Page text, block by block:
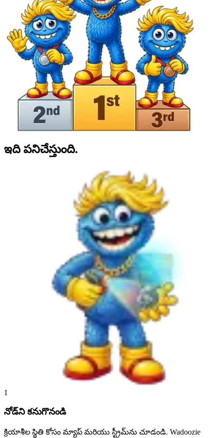
ఇది పనిచేస్తుంది.
1
నోడ్‌ని కనుగొనండి
క్రియాశీల స్థితి కోసం మ్యాప్ మరియు స్ట్రీమ్‌ను చూడండి. Wadoozie